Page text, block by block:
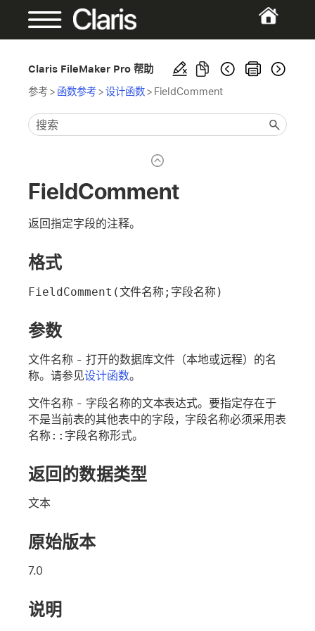
Claris FileMaker Pro 帮助
参考> 函数参考>设计函数 > FieldComment
FieldComment
返回指定字段的注释。
格式
FieldComment(文件名称;字段名称)
参数
文件名称- 打开的数据库文件（本地或远程）的名
称。请参见设计函数。
文件名称- 字段名称的文本表达式。要指定存在于
不是当前表的其他表中的字段，字段名称必须采用表
名称::字段名称形式。
返回的数据类型
文本
原始版本
7.0
说明